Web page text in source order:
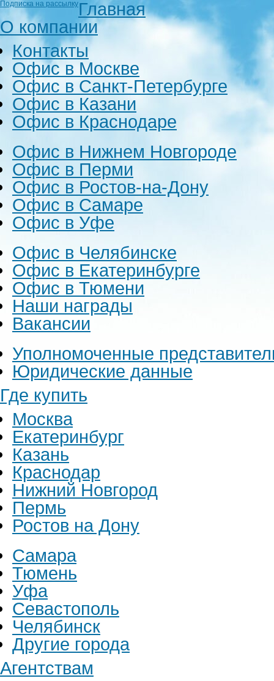
Подписка на рассылкуГлавная
О компании
Контакты
Офис в Москве
Офис в Санкт-Петербурге
Офис в Казани
Офис в Краснодаре
Офис в Нижнем Новгороде
Офис в Перми
Офис в Ростов-на-Дону
Офис в Самаре
Офис в Уфе
Офис в Челябинске
Офис в Екатеринбурге
Офис в Тюмени
Наши награды
Вакансии
Уполномоченные
Юридические данные
Где купить
Москва
Екатеринбург
Казань
Краснодар
Нижний Новгород
Пермь
Ростов на Дону
Самара
Тюмень
Уфа
Севастополь
Челябинск
Другие города
Агентствам